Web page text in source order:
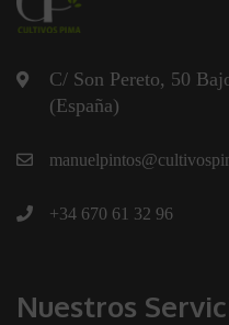
C/ Son Pereto, 50
(España)
+34 670 61 32 96
Nuestros